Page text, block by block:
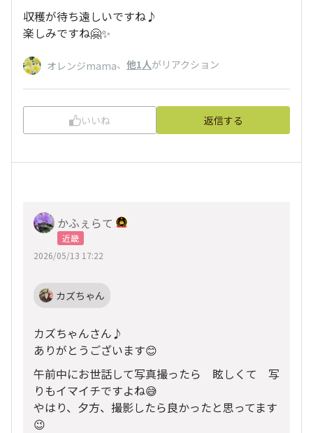
収穫が待ち遠しいですね♪
楽しみですね🤗✨
オレンジmama、 他1人がリアクション
いいね 返信する
かふぇらて
近畿
2026/05/13 17:22
カズちゃん
カズちゃんさん♪
ありがとうございます😊
午前中にお世話して写真撮ったら 眩しくて 写
りもイマイチですよね😅
やはり、夕方、撮影したら良かったと思ってます
😉